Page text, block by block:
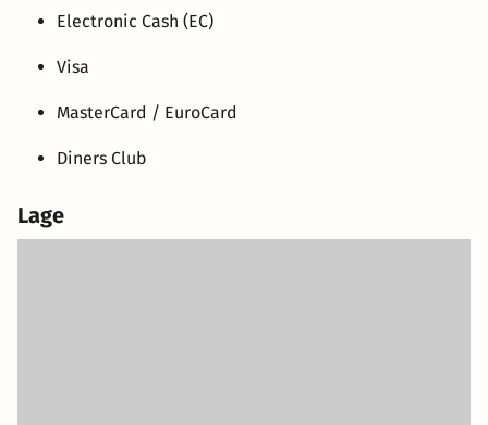
Electronic Cash (EC)
Visa
MasterCard / EuroCard
Diners Club
Lage